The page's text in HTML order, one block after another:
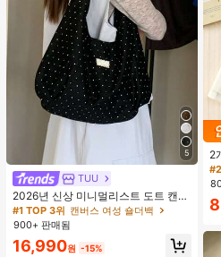
5
TUU
2026년 신상 미니멀리스트 도트 캔버
스 토트백, 대용량 캐주얼 다용도 통근
숄더 핸드백
#1 TOP 3위 캔버스 여성 숄더백
900+ 판매됨
16,990원 -15%
2